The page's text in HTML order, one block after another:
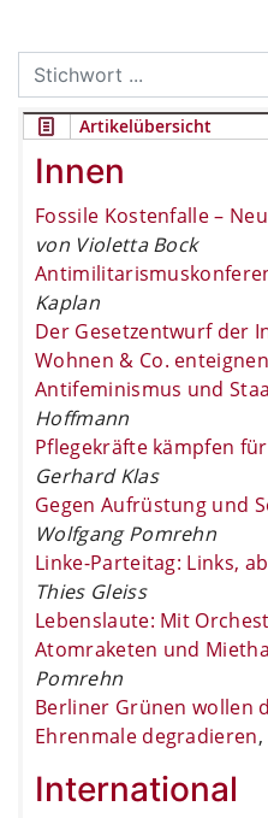
Search
for:
Artikelübersicht
Innen
Fossile Kostenfalle –
von Violetta Bock
Kaplan
Der Gesetzentwurf der
Wohnen & Co.
Antifeminismus und
Hoffmann
Pflegekräfte kämpfen
Gerhard Klas
Gegen Aufrüstung und
Wolfgang Pomrehn
Linke-Parteitag: Links,
Thies Gleiss
Lebenslaute: Mit
Atomraketen und
Pomrehn
Berliner Grünen wollen
Ehrenmale degradieren,
International